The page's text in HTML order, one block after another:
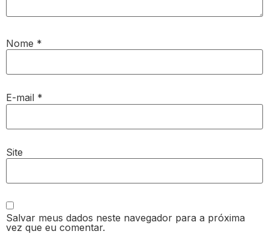
Nome *
E-mail *
Site
Salvar meus dados neste navegador para a próxima
vez que eu comentar.